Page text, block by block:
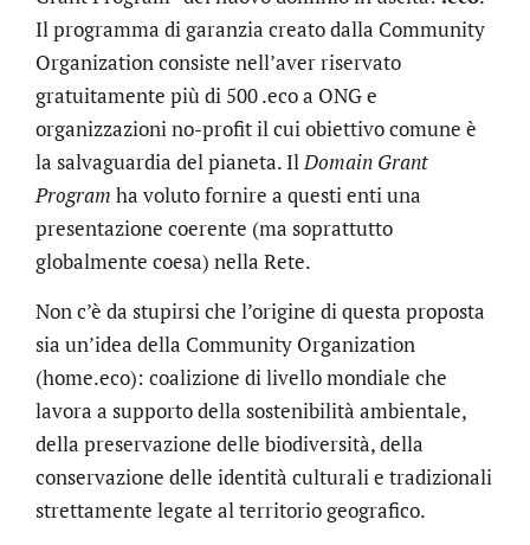
Il programma di garanzia creato dalla Community
Organization consiste nell’aver riservato
gratuitamente più di 500 .eco a ONG e
organizzazioni no-profit il cui obiettivo comune è
la salvaguardia del pianeta. IlDomain Grant
Program ha voluto fornire a questi enti una
presentazione coerente (ma soprattutto
globalmente coesa) nella Rete.
Non c’è da stupirsi che l’origine di questa proposta
sia un’idea della Community Organization
(home.eco): coalizione di livello mondiale che
lavora a supporto della sostenibilità ambientale,
della preservazione delle biodiversità, della
conservazione delle identità culturali e tradizionali
strettamente legate al territorio geografico.